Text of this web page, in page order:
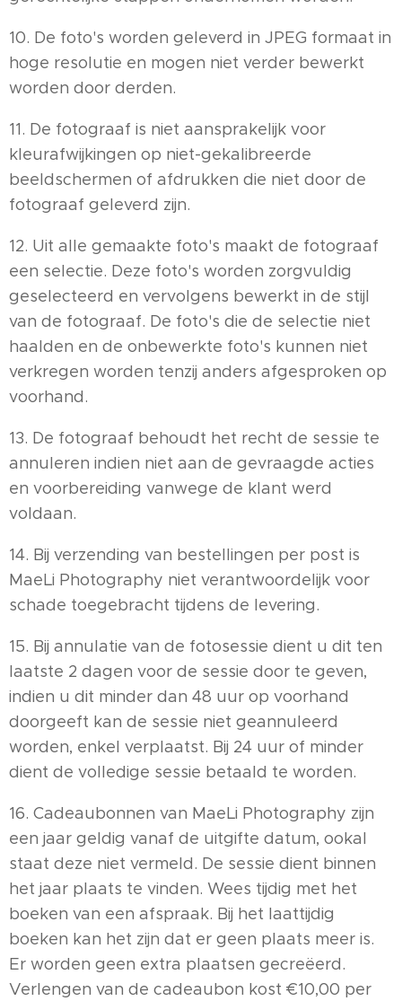
10. De foto's worden geleverd in JPEG formaat in
hoge resolutie en mogen niet verder bewerkt
worden door derden.
11. De fotograaf is niet aansprakelijk voor
kleurafwijkingen op niet-gekalibreerde
beeldschermen of afdrukken die niet door de
fotograaf geleverd zijn.
12. Uit alle gemaakte foto's maakt de fotograaf
een selectie. Deze foto's worden zorgvuldig
geselecteerd en vervolgens bewerkt in de stijl
van de fotograaf. De foto's die de selectie niet
haalden en de onbewerkte foto's kunnen niet
verkregen worden tenzij anders afgesproken op
voorhand.
13. De fotograaf behoudt het recht de sessie te
annuleren indien niet aan de gevraagde acties
en voorbereiding vanwege de klant werd
voldaan.
14. Bij verzending van bestellingen per post is
MaeLi Photography niet verantwoordelijk voor
schade toegebracht tijdens de levering.
15. Bij annulatie van de fotosessie dient u dit ten
laatste 2 dagen voor de sessie door te geven,
indien u dit minder dan 48 uur op voorhand
doorgeeft kan de sessie niet geannuleerd
worden, enkel verplaatst. Bij 24 uur of minder
dient de volledige sessie betaald te worden.
16. Cadeaubonnen van MaeLi Photography zijn
een jaar geldig vanaf de uitgifte datum, ookal
staat deze niet vermeld. De sessie dient binnen
het jaar plaats te vinden. Wees tijdig met het
boeken van een afspraak. Bij het laattijdig
boeken kan het zijn dat er geen plaats meer is.
Er worden geen extra plaatsen gecreëerd.
Verlengen van de cadeaubon kost €10,00 per